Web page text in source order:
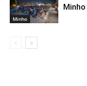
Minho